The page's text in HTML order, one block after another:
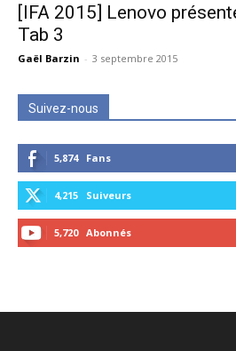
[IFA 2015] Lenovo
Tab 3
Gaël Barzin - 3 septembre 2015
Suivez-nous
5,874 Fans
4,215 Suiveurs
5,720 Abonnés